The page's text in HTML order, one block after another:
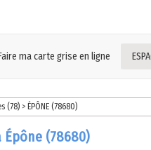
ma carte grise en ligne
(78)> ÉPÔNE (78680)
Épône (78680)